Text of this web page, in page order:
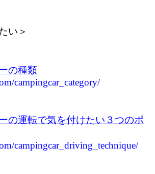
い＞
の種類
campingcar_category/
の運転で気を付けたい３つのポ
campingcar_driving_technique/